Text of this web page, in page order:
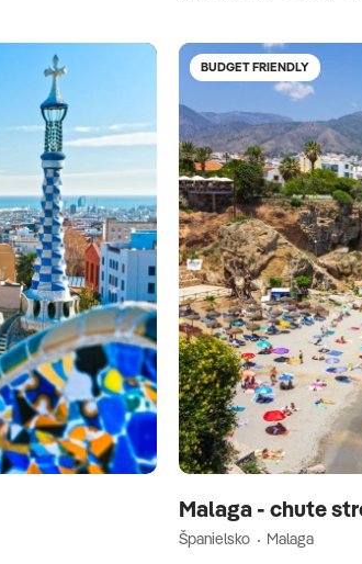
BUDGET FRIENDLY
Malaga - chute
Španielsko Malaga